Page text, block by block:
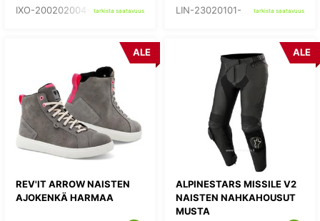
IXO-200202004-24-tarkista saatavuus LIN-23020101- tarkista saatavuus
REV'IT ARROW NAISTEN
AJOKENKÄ HARMAA
ALE
ALPINESTARS MISSILE V2
NAISTEN NAHKAHOUSUT
MUSTA
ALE